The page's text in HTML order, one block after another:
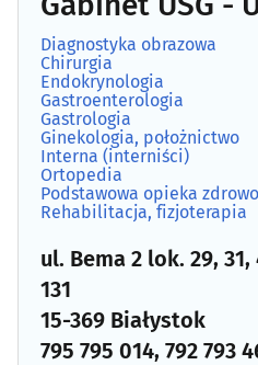
Okulistyka(30)
Onkologia(11)
Ortodoncja(17)
Ortopedia(19)
Osteopatia(2)
Pediatria(10)
Diagnostyka obrazowa
Chirurgia
Endokrynologia
Gastroenterologia
Gastrologia
Ginekologia, położnictwo
Interna (interniści)
Ortopedia
Podstawowa opieka
Rehabilitacja, fizjoterapia
ul. Bema 2 lok. 29, 31,
131
15-369 Białystok
795 795 014, 792 793